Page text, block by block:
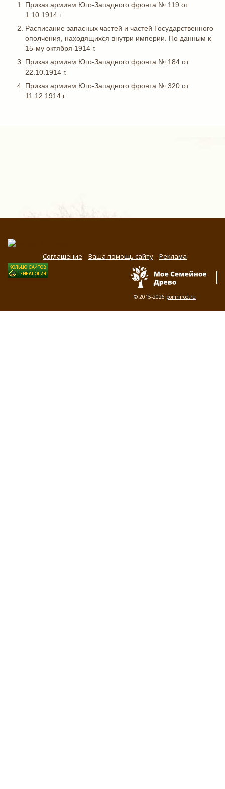
Приказ армиям Юго-Западного фронта № 119 от
1.10.1914 г.
Расписание запасных частей и частей Государственного
ополчения, находящихся внутри империи. По данным к
15-му октября 1914 г.
Приказ армиям Юго-Западного фронта № 184 от
22.10.1914 г.
Приказ армиям Юго-Западного фронта № 320 от
11.12.1914 г.
Соглашение Ваша помощь сайту Реклама
© 2015-2026 pomnirod.ru